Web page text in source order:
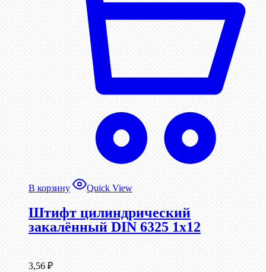
В корзину Quick View
Штифт цилиндрический
закалённый DIN 6325 1х12
3,56 ₽